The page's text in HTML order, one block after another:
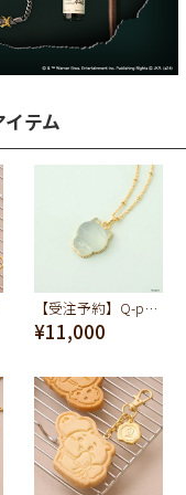
テム
【受注予約】Q-pot. ちいかわ パートドゥフリュイ ネックレス(ハチワレ)
¥11,000